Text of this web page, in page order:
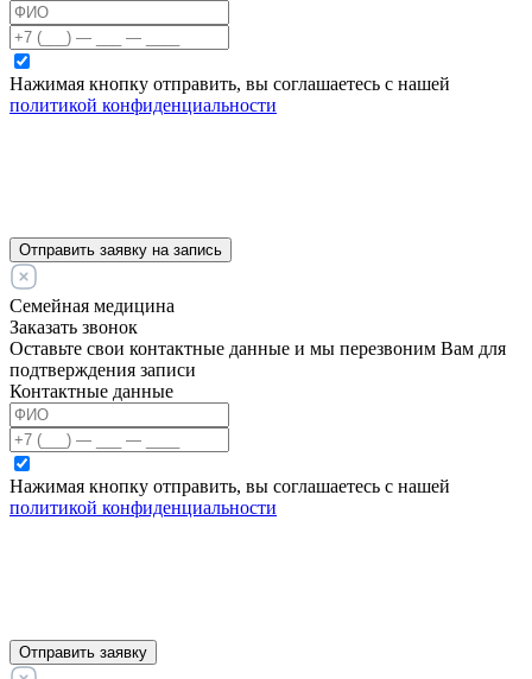
Нажимая кнопку отправить, вы соглашаетесь с нашей
политикой конфиденциальности
Отправить заявку на запись
Семейная медицина
Заказать звонок
Оставьте свои контактные данные и мы перезвоним Вам для
подтверждения записи
Контактные данные
Нажимая кнопку отправить, вы соглашаетесь с нашей
политикой конфиденциальности
Отправить заявку